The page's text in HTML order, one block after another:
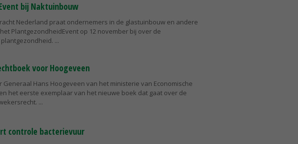
bij Naktuinbouw
Nederland praat ondernemers in de glastuinbouw en andere
PlantgezondheidEvent op 12 november bij over de
voor Hoogeveen
Generaal Hans Hoogeveen van het ministerie van Economische
het eerste exemplaar van het nieuwe boek dat gaat over de
controle bacterievuur